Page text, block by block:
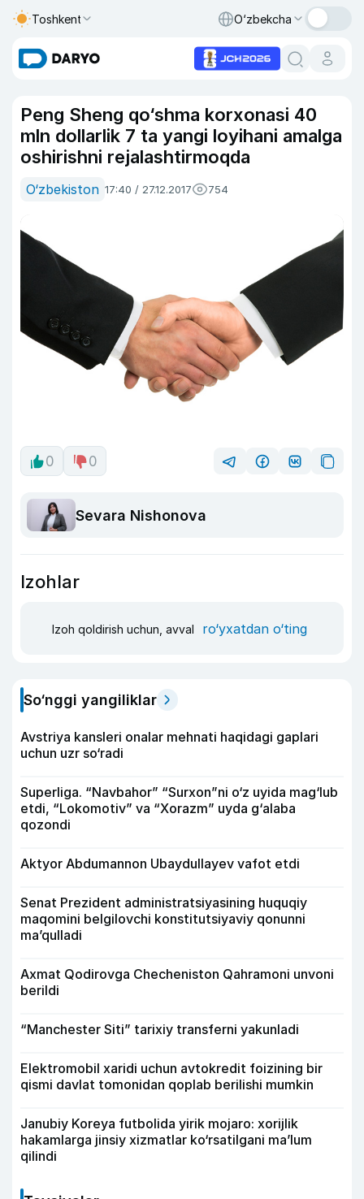
Toshkent O‘zbekcha
Peng Sheng qo‘shma korxonasi 40
mln dollarlik 7 ta yangi loyihani amalga
oshirishni rejalashtirmoqda
O‘zbekiston 17:40 / 27.12.2017 754
0 0
Sevara Nishonova
Izohlar
Izoh qoldirish uchun, avval ro‘yxatdan o‘ting
So‘nggi yangiliklar
Avstriya kansleri onalar mehnati haqidagi gaplari
uchun uzr so‘radi
Superliga. “Navbahor” “Surxon”ni o‘z uyida mag‘lub
etdi, “Lokomotiv” va “Xorazm” uyda g‘alaba
qozondi
Aktyor Abdu­mannon Ubaydullayev vafot etdi
Senat Prezident administratsiyasining huquqiy
maqomini belgilovchi konstitutsiyaviy qonunni
ma’qulladi
Axmat Qodirovga Checheniston Qahramoni unvoni
berildi
“Manchester Siti” tarixiy transferni yakunladi
Elektromobil xaridi uchun avtokredit foizining bir
qismi davlat tomonidan qoplab berilishi mumkin
Janubiy Koreya futbolida yirik mojaro: xorijlik
hakamlarga jinsiy xizmatlar ko‘rsatilgani ma’lum
qilindi